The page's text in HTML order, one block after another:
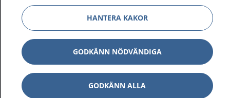
HANTERA KAKOR
GODKÄNN NÖDVÄNDIGA
GODKÄNN ALLA